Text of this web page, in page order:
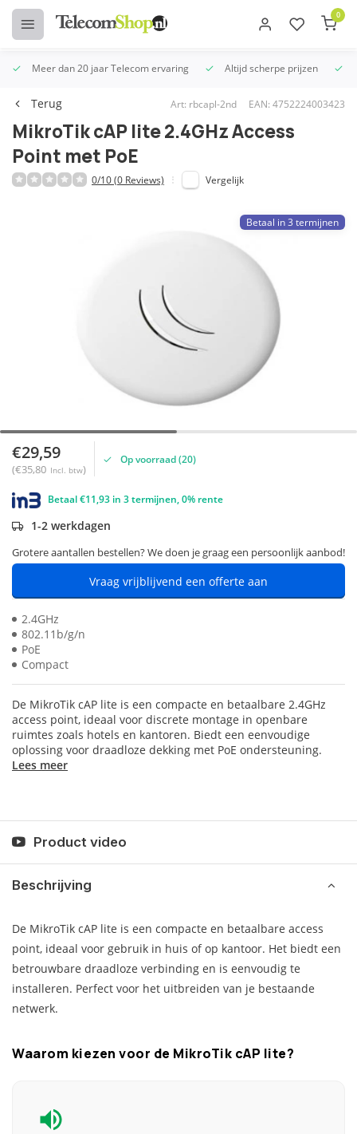
0
Meer dan 20 jaar Telecom ervaring Altijd scherpe prijzen
Terug Art: rbcapl-2nd EAN: 4752224003423
MikroTik cAP lite 2.4GHz Access
Point met PoE
0/10 (0 Reviews) Vergelijk
Betaal in 3 termijnen
€29,59
(€35,80 Incl. btw)
Op voorraad (20)
Betaal €11,93 in 3 termijnen, 0% rente
1-2 werkdagen
Grotere aantallen bestellen? We doen je graag een persoonlijk aanbod!
Vraag vrijblijvend een offerte aan
2.4GHz
802.11b/g/n
PoE
Compact
De MikroTik cAP lite is een compacte en betaalbare 2.4GHz
access point, ideaal voor discrete montage in openbare
ruimtes zoals hotels en kantoren. Biedt een eenvoudige
oplossing voor draadloze dekking met PoE ondersteuning.
Lees meer
Product video
Beschrijving
De MikroTik cAP lite is een compacte en betaalbare access
point, ideaal voor gebruik in huis of op kantoor. Het biedt een
betrouwbare draadloze verbinding en is eenvoudig te
installeren. Perfect voor het uitbreiden van je bestaande
netwerk.
Waarom kiezen voor de MikroTik cAP lite?